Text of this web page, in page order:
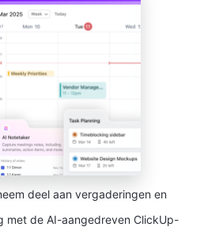
deel aan vergaderingen en
met de AI-aangedreven ClickUp-